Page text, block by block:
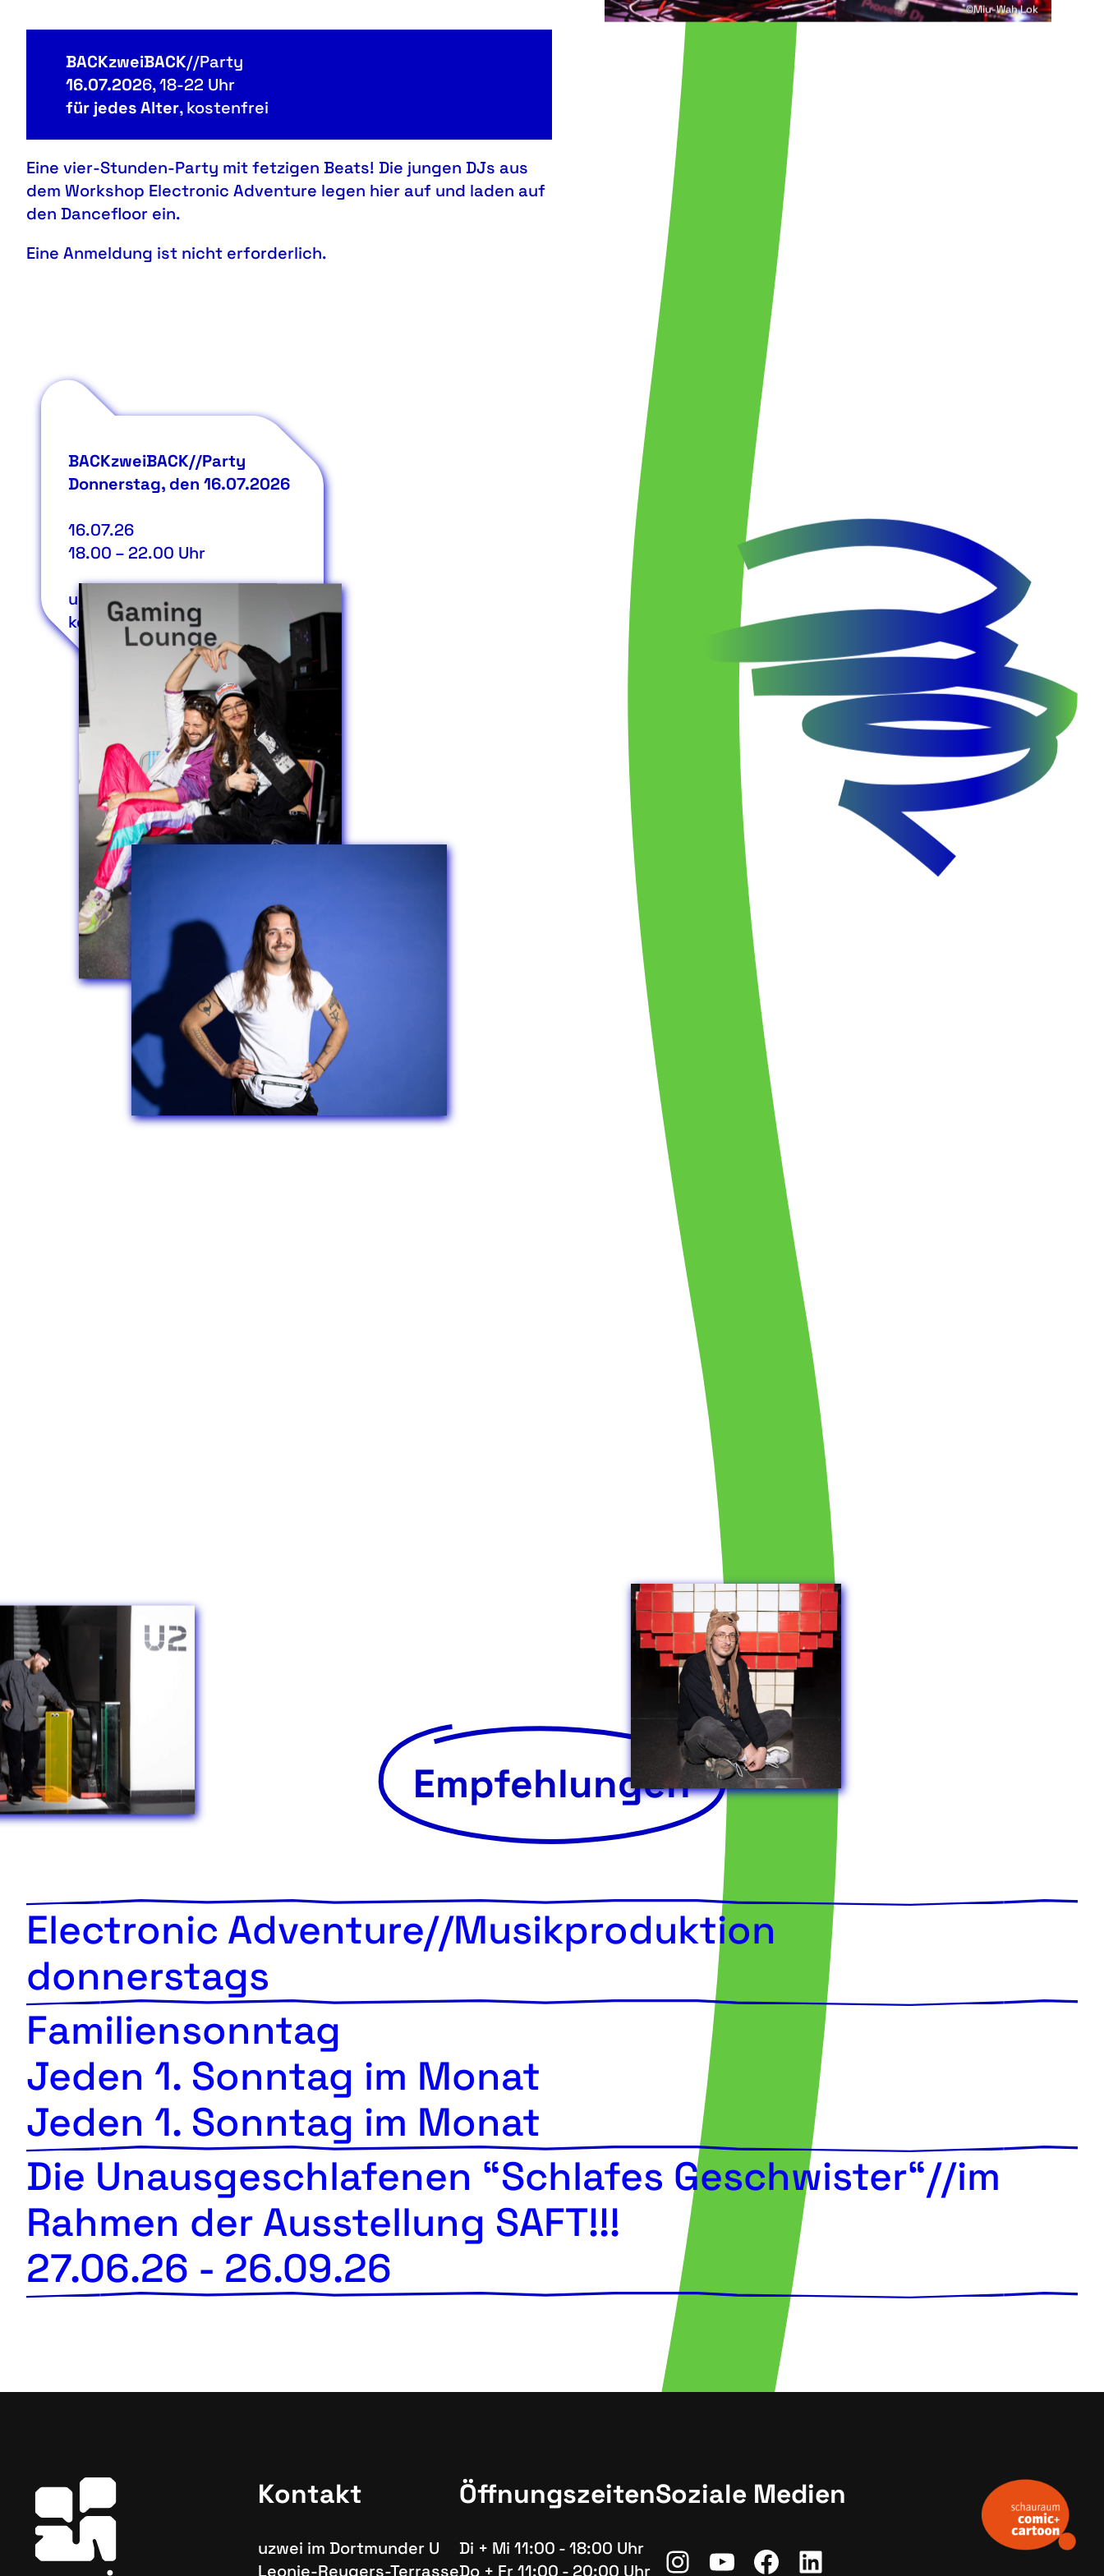
©Miu-Wah Lok
BACKzweiBACK//Party
16.07.2026, 18-22 Uhr
für jedes Alter, kostenfrei
Eine vier-Stunden-Party mit fetzigen Beats! Die jungen DJs aus
dem Workshop Electronic Adventure legen hier auf und laden auf
den Dancefloor ein.
Eine Anmeldung ist nicht erforderlich.
BACKzweiBACK//Party
Donnerstag, den 16.07.2026
16.07.26
18.00 – 22.00 Uhr
uzwei Studio
kostenfrei
Empfehlungen
Electronic Adventure//Musikproduktion
donnerstags
Familiensonntag
Jeden 1. Sonntag im Monat
Jeden 1. Sonntag im Monat
Die Unausgeschlafenen “Schlafes Geschwister“//im
Rahmen der Ausstellung SAFT!!!
27.06.26 - 26.09.26
Kontakt
uzwei im Dortmunder U
Leonie-Reygers-Terrasse
Öffnungszeiten
Di + Mi 11:00 - 18:00 Uhr
Do + Fr 11:00 - 20:00 Uhr
Soziale Medien
Instagram
YouTube
Facebook
LinkedIn